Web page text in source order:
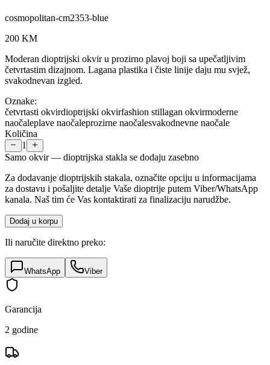
cosmopolitan-cm2353-blue
200 KM
Moderan dioptrijski okvir u prozirno plavoj boji sa upečatljivim
četvrtastim dizajnom. Lagana plastika i čiste linije daju mu svjež,
svakodnevan izgled.
Oznake:
četvrtasti okvirdioptrijski okvirfashion stillagan okvirmoderne
naočaleplave naočaleprozirne naočalesvakodnevne naočale
Količina
1
Samo okvir — dioptrijska stakla se dodaju zasebno
Za dodavanje dioptrijskih stakala, označite opciju u informacijama
za dostavu i pošaljite detalje Vaše dioptrije putem Viber/WhatsApp
kanala. Naš tim će Vas kontaktirati za finalizaciju narudžbe.
Dodaj u korpu
Ili naručite direktno preko:
WhatsApp Viber
Garancija
2 godine